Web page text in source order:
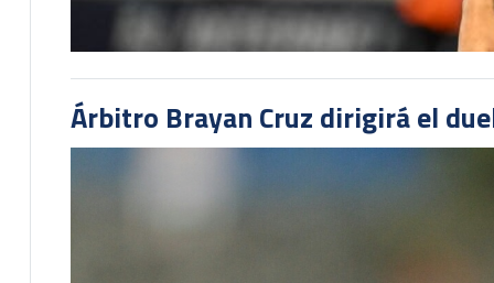
Árbitro Brayan Cruz dirigirá el